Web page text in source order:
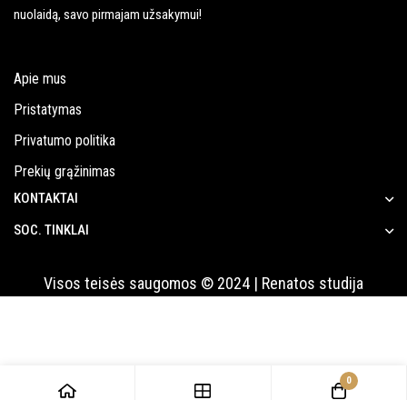
nuolaidą, savo pirmajam užsakymui!
Apie mus
Pristatymas
Privatumo politika
Prekių grąžinimas
KONTAKTAI
SOC. TINKLAI
Visos teisės saugomos © 2024 | Renatos studija
0